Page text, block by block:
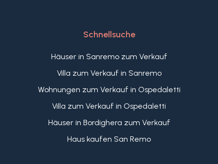
Schnellsuche
Häuser in Sanremo zum Verkauf
Villa zum Verkauf in Sanremo
Wohnungen zum Verkauf in Ospedaletti
Villa zum Verkauf in Ospedaletti
Häuser in Bordighera zum Verkauf
Haus kaufen San Remo